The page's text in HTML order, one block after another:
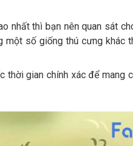
nhất thì bạn nên quan sát
số giống thú cưng khác
gian chính xác để mang